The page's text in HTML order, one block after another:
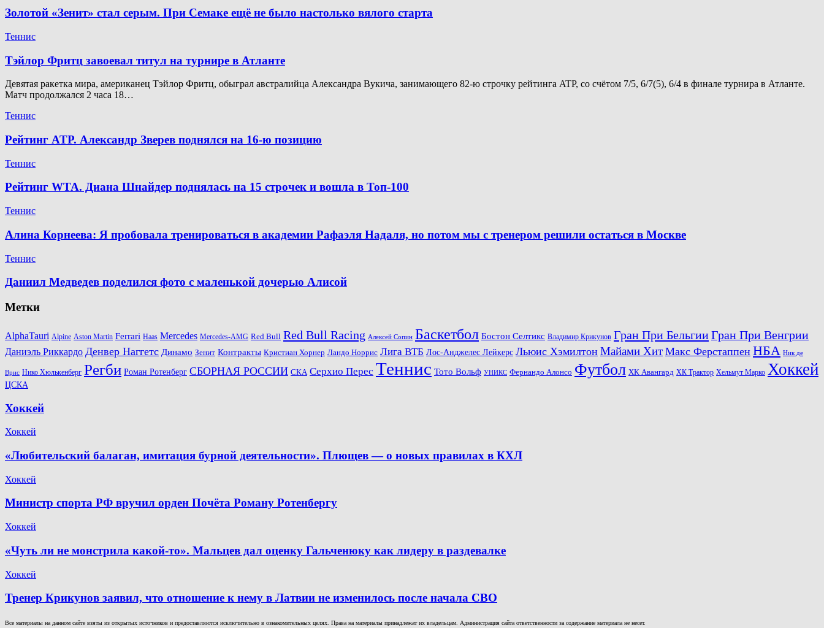
Золотой «Зенит» стал серым. При Семаке ещё не было настолько вялого старта
Теннис
Тэйлор Фритц завоевал титул на турнире в Атланте
Девятая ракетка мира, американец Тэйлор Фритц, обыграл австралийца Александра Вукича, занимающего 82-ю строчку рейтинга ATP, со счётом 7/5, 6/7(5), 6/4 в финале турнира в Атланте.
Матч продолжался 2 часа 18…
Теннис
Рейтинг ATP. Александр Зверев поднялся на 16-ю позицию
Теннис
Рейтинг WTA. Диана Шнайдер поднялась на 15 строчек и вошла в Топ-100
Теннис
Алина Корнеева: Я пробовала тренироваться в академии Рафаэля Надаля, но потом мы с тренером решили остаться в Москве
Теннис
Даниил Медведев поделился фото с маленькой дочерью Алисой
Метки
AlphaTauri Alpine Aston Martin Ferrari Haas Mercedes Mercedes-AMG Red Bull Red Bull Racing Алексей Сопин Баскетбол Бостон Селтикс Владимир Крикунов Гран При БельгииГран При Венгрии
Даниэль Риккардо Денвер Наггетс Динамо Зенит Контракты Кристиан Хорнер Ландо Норрис Лига ВТБ Лос-Анджелес Лейкерс Льюис Хэмилтон Майами Хит Макс Ферстаппен НБА Ник де
Врис Нико Хюлькенберг Регби Роман Ротенберг СБОРНАЯ РОССИИ СКА Серхио Перес Теннис Тото Вольф УНИКС Фернандо Алонсо Футбол ХК Авангард ХК Трактор Хельмут Марко Хоккей
ЦСКА
Хоккей
Хоккей
«Любительский балаган, имитация бурной деятельности». Плющев — о новых правилах в КХЛ
Хоккей
Министр спорта РФ вручил орден Почёта Роману Ротенбергу
Хоккей
«Чуть ли не монстрила какой-то». Мальцев дал оценку Гальченюку как лидеру в раздевалке
Хоккей
Тренер Крикунов заявил, что отношение к нему в Латвии не изменилось после начала СВО
Все материалы на данном сайте взяты из открытых источников и предоставляются исключительно в ознакомительных целях. Права на материалы принадлежат их владельцам. Администрация сайта ответственности за содержание материала не несет.